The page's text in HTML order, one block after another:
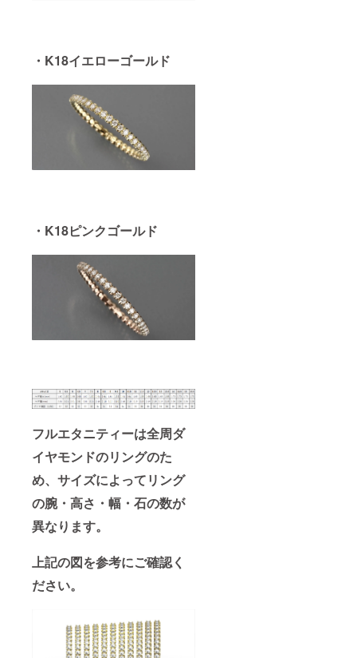
・K18イエローゴールド
・K18ピンクゴールド
フルエタニティーは全周ダ
イヤモンドのリングのた
め、 サイズによってリング
の腕・高さ・幅・石の数が
異なります。
上記の図を参考にご確認く
ださい。